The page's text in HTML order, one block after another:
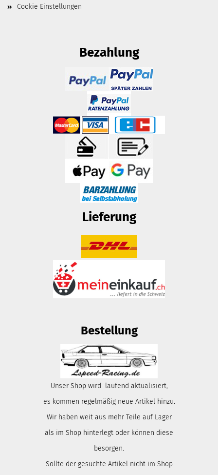
Cookie Einstellungen
Bezahlung
Lieferung
Bestellung
Unser Shop wird laufend aktualisiert,
es kommen regelmäßig neue Artikel hinzu.
Wir haben weit aus mehr Teile auf Lager
als im Shop hinterlegt oder können diese
besorgen.
Sollte der gesuchte Artikel nicht im Shop